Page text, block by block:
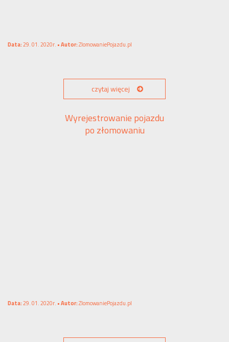
Data:29. 01. 2020r. •Autor:ZlomowaniePojazdu.pl
czytaj więcej
Wyrejestrowanie pojazdu
po złomowaniu
Data:29. 01. 2020r. •Autor:ZlomowaniePojazdu.pl